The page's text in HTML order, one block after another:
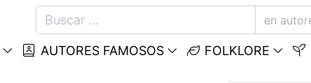
en
AUTORES FAMOSOS FOLKLORE